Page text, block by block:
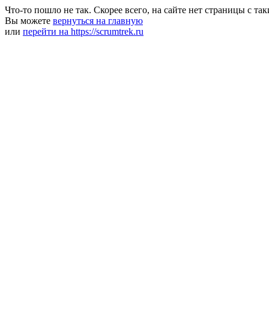
Что-то пошло не так. Скорее всего, на сайте нет страницы с
Вы можете вернуться на главную
или перейти на https://scrumtrek.ru